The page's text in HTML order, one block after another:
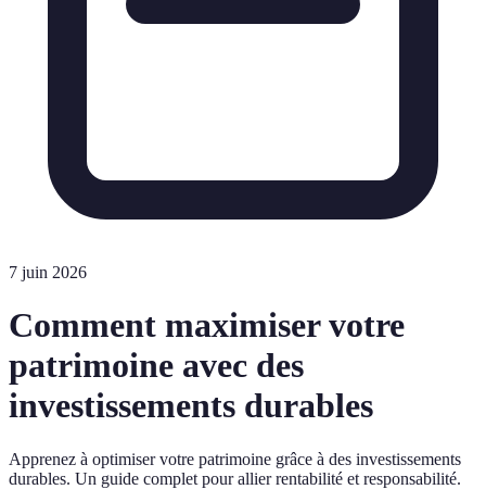
7 juin 2026
Comment maximiser votre
patrimoine avec des
investissements durables
Apprenez à optimiser votre patrimoine grâce à des investissements
durables. Un guide complet pour allier rentabilité et responsabilité.